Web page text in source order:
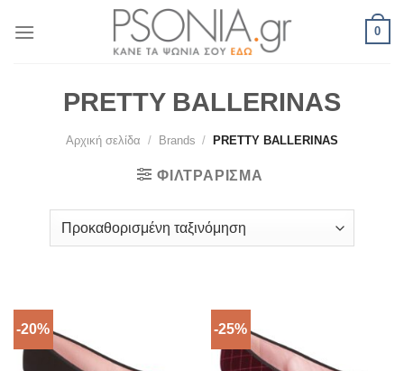
0
PRETTY BALLERINAS
Αρχική σελίδα / Brands / PRETTY BALLERINAS
ΦΙΛΤΡΆΡΙΣΜΑ
-20% -25%